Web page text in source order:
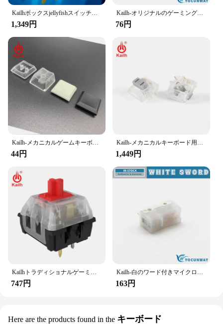
Kailhボックスjellyfishスイッチモスターズヘアキーボードスイッチ防水および防塵透明clikcyリニア10個
1,349円
Kailh-オリジナルのゲーミングマウスボタン,マイクロスイッチ,黒のシェル,緑のドット,3ピン,60万,新品
76円
Kailh-メカニカルゲームキーボード用キーキャップ,半透明,白黒,チョコレートスイッチ付き,ボックス1350用
44円
Kailh-メカニカルキーボード用のシルバーとクリスタルのスイッチ,スイッチ,ロープロファイル,rgb smd,シルバー,リニア感
1,449円
Kailhトラディショナルゲーミングメカニカルキーボードスイッチsmd、ブラウン/レッド/ブルー/ブラックキーステム、3ピン付き
747円
Kailh-白のワード付きマイクロスイッチ,100万の片,ゲーミングマウススイッチ,3ピン,新品,オリジナル
163円
Here are the products found in the キーボード